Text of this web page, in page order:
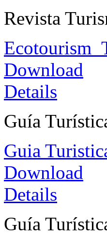
Revista
Download
Details
Guía
Guia
Download
Details
Guía